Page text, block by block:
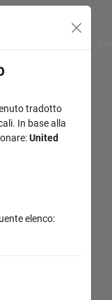
tradotto
In base alla
United
elenco: